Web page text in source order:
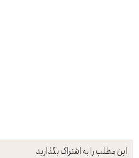
این مطلب را به اشتراک بگذارید